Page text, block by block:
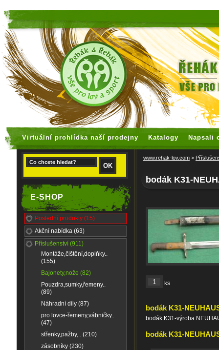
Virtuální prohlídka naší prodejny Katalogy Napsali
E-SHOP
Poslední produkty (15)
Akční nabídka (63)
Příslušenství (911)
Montáže,čištění,doplňky..
(155)
Bajonety,nože (82)
Pouzdra,sumky,řemeny..
(89)
Náhradní díly (87)
pro lovce-řemeny,vábničky..
(47)
střenky,pažby,.. (210)
zásobníky (230)
www.rehak-lov.com >
bodák K31-
ks
bodák K31-
bodák K31-výroba
bodák K31-